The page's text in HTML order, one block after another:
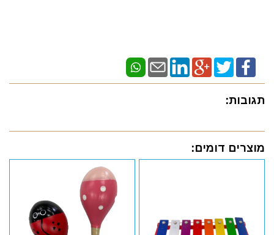
תגובות:
מוצרים דומים: